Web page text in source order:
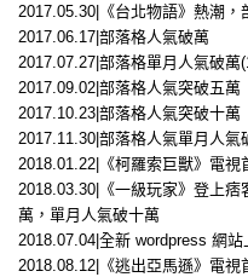
2017.05.30|《台北物語》熱潮，
2017.06.17|部落格人氣破萬
2017.07.27|部落格單月人氣破萬
2017.09.02|部落格人氣突破五萬
2017.10.23|部落格人氣突破十萬
2017.11.30|部落格人氣單月人氣
2018.01.22|《柯羅索巨獸》電
2018.03.30|《一級玩家》登上
萬，單月人氣破十萬
2018.07.04|全新 wordpress 網站
2018.08.12|《逃出亞馬遜》電